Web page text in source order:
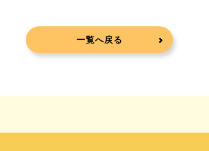
一覧へ戻る